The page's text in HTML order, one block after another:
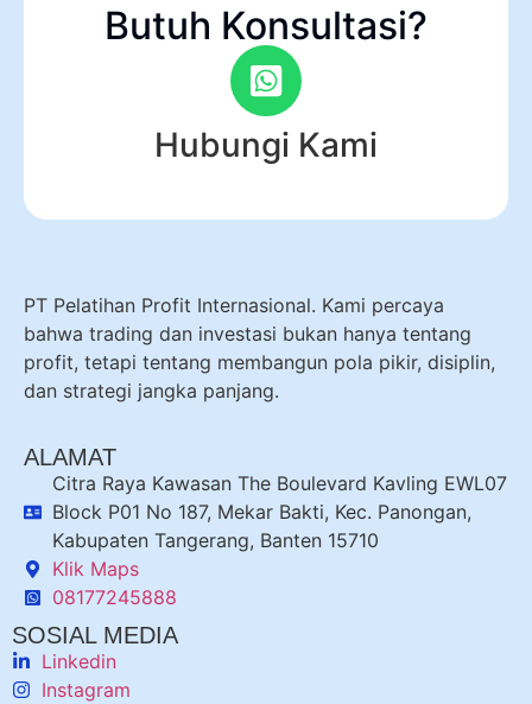
Butuh Konsultasi?
Hubungi Kami
PT Pelatihan Profit Internasional. Kami percaya
bahwa trading dan investasi bukan hanya tentang
profit, tetapi tentang membangun pola pikir, disiplin,
dan strategi jangka panjang.
ALAMAT
Citra Raya Kawasan The Boulevard Kavling EWL07
Block P01 No 187, Mekar Bakti, Kec. Panongan,
Kabupaten Tangerang, Banten 15710
Klik Maps
08177245888
SOSIAL MEDIA
Linkedin
Instagram